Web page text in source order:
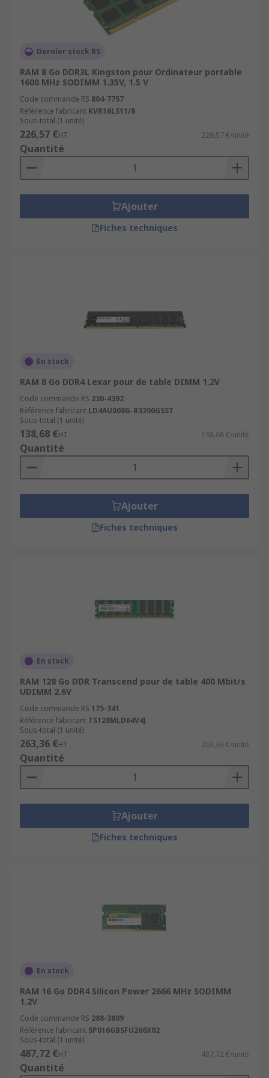
largement disponible dans le commerce. La
mémoire DDR4 est généralement plus onéreuse
que son homologue DDR3, mais elle est dotée
d'une plus grande vitesse et d'un meilleur
rendement. La mémoire DDR4 utilise une tension
moins importante que la mémoire DDR3 mais
fournit une vitesse de transfert plus élevée.
Dernier stock RS
RAM 8 Go DDR3L Kingston pour Ordinateur portable
1600 MHz SODIMM 1.35V, 1.5 V
Code commande RS 804-7757
Référence fabricant KVR16LS11/8
Sous-total (1 unité)
226,57 €HT 226,57 €/unité
Quantité
Ajouter
Fiches techniques
En stock
RAM 8 Go DDR4 Lexar pour de table DIMM 1.2V
Code commande RS 230-4392
Référence fabricant LD4AU008G-B3200GSST
Sous-total (1 unité)
138,68 €HT 138,68 €/unité
Quantité
Ajouter
Fiches techniques
En stock
RAM 128 Go DDR Transcend pour de table 400 Mbit/s
UDIMM 2.6V
Code commande RS 175-341
Référence fabricant TS128MLD64V4J
Sous-total (1 unité)
263,36 €HT 263,36 €/unité
Quantité
Ajouter
Fiches techniques
En stock
RAM 16 Go DDR4 Silicon Power 2666 MHz SODIMM
1.2V
Code commande RS 288-3809
Référence fabricant SP016GBSFU266X02
Sous-total (1 unité)
487,72 €HT 487,72 €/unité
Quantité